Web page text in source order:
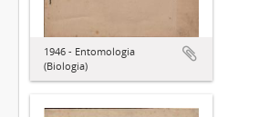
1946 - Entomologia
(Biologia)